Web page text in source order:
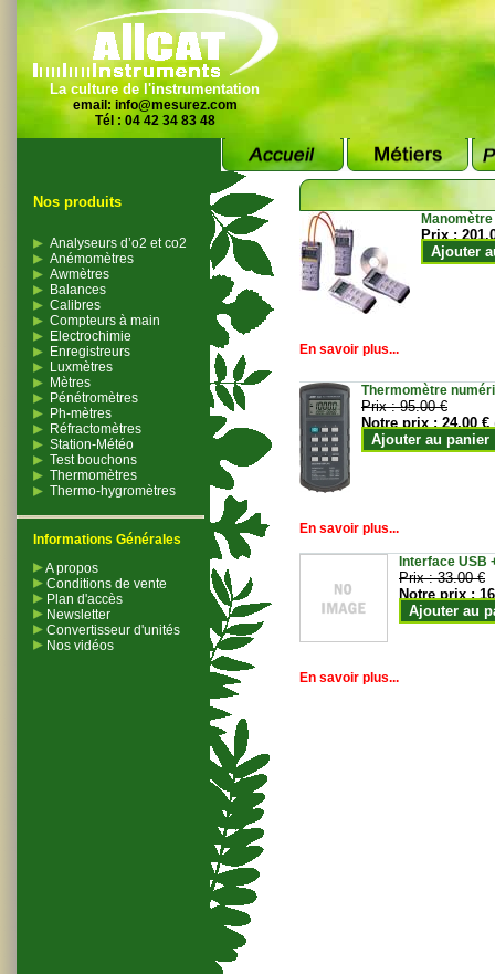
La culture de l'instrumentation
email: info@mesurez.com
Tél : 04 42 34 83 48
Nos produits
Analyseurs d’o2 et co2
Anémomètres
Awmètres
Balances
Calibres
Compteurs à main
Electrochimie
Enregistreurs
Luxmètres
Mètres
Pénétromètres
Ph-mètres
Réfractomètres
Station-Météo
Test bouchons
Thermomètres
Thermo-hygromètres
Informations Générales
A propos
Conditions de vente
Plan d'accès
Newsletter
Convertisseur d'unités
Nos vidéos
Prix :
Ajouter
En savoir plus...
Thermomètre
Prix :95.00 €
Notre prix :24.00 €
Ajouter au panier
En savoir plus...
Interface USB
Prix :33.00 €
Notre prix :
Ajouter au
En savoir plus...